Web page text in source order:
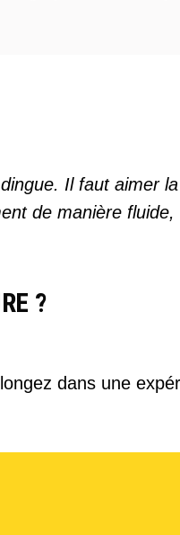
Il faut aimer
de manière fluide,
?
dans une